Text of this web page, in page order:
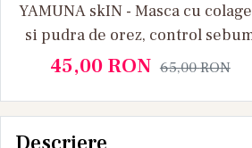
YAMUNA skIN - Masca cu
si pudra de orez, control
45,00 RON 65,00RON